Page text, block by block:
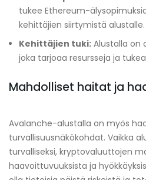
tukee Ethereum-
kehittäjien siirtymistä alustalle.
Kehittäjien tuki: Alustalla on
joka tarjoaa resursseja ja
Mahdolliset haitat ja
Avalanche-alustalla on myös
turvallisuusnäkökohdat. Vaikka
turvalliseksi, kryptovaluuttojen
haavoittuvuuksista ja